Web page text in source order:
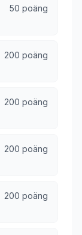
50 poäng
200 poäng
200 poäng
200 poäng
200 poäng